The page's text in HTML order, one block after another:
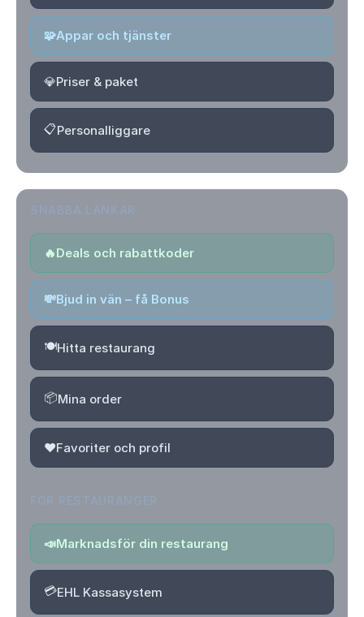
🧩Appar och tjänster
💎Priser & paket
📋Personalliggare
🔥Deals och rabattkoder
💸Bjud in vän – få Bonus
🍽️Hitta restaurang
📦Mina order
❤️Favoriter och profil
📣Marknadsför din restaurang
💳EHL Kassasystem